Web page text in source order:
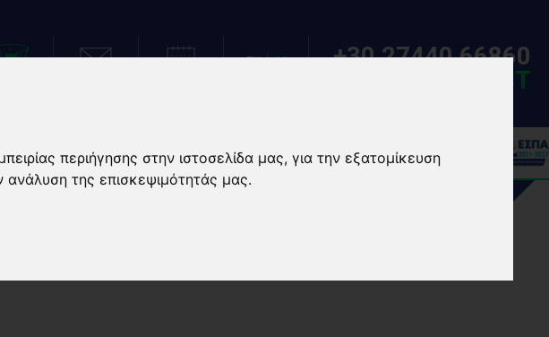
περιήγησης στην ιστοσελίδα μας, για την εξατομίκευση
ανάλυση της επισκεψιμότητάς μας.
EN
GR
+30 27440 66860
MAKE A REQUEST
ΠΡΟΕΤΟΙΜΑΣΙΕΣ EVENTS/CAMPS